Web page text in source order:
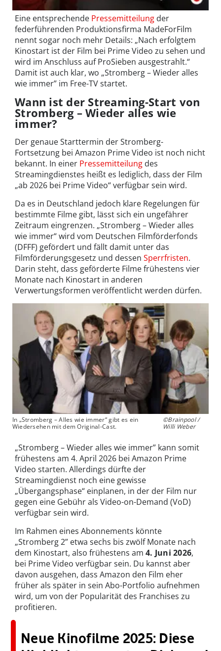
Eine entsprechende Pressemitteilung der
federführenden Produktionsfirma MadeForFilm
nennt sogar noch mehr Details: „Nach erfolgtem
Kinostart ist der Film bei Prime Video zu sehen und
wird im Anschluss auf ProSieben ausgestrahlt.“
Damit ist auch klar, wo „Stromberg – Wieder alles
wie immer” im Free-TV startet.
Wann ist der Streaming-Start von
Stromberg – Wieder alles wie
immer?
Der genaue Starttermin der Stromberg-
Fortsetzung bei Amazon Prime Video ist noch nicht
bekannt. In einer Pressemitteilung des
Streamingdienstes heißt es lediglich, dass der Film
„ab 2026 bei Prime Video“ verfügbar sein wird.
Da es in Deutschland jedoch klare Regelungen für
bestimmte Filme gibt, lässt sich ein ungefährer
Zeitraum eingrenzen. „Stromberg – Wieder alles
wie immer“ wird vom Deutschen Filmförderfonds
(DFFF) gefördert und fällt damit unter das
Filmförderungsgesetz und dessen Sperrfristen.
Darin steht, dass geförderte Filme frühestens vier
Monate nach Kinostart in anderen
Verwertungsformen veröffentlicht werden dürfen.
In „Stromberg – Alles wie immer“ gibt es ein
Wiedersehen mit dem Original-Cast.
©Brainpool /
Willi Weber
„Stromberg – Wieder alles wie immer” kann somit
frühestens am 4. April 2026 bei Amazon Prime
Video starten. Allerdings dürfte der
Streamingdienst noch eine gewisse
„Übergangsphase“ einplanen, in der der Film nur
gegen eine Gebühr als Video-on-Demand (VoD)
verfügbar sein wird.
Im Rahmen eines Abonnements könnte
„Stromberg 2” etwa sechs bis zwölf Monate nach
dem Kinostart, also frühestens am 4. Juni 2026,
bei Prime Video verfügbar sein. Du kannst aber
davon ausgehen, dass Amazon den Film eher
früher als später in sein Abo-Portfolio aufnehmen
wird, um von der Popularität des Franchises zu
profitieren.
Neue Kinofilme 2025: Diese